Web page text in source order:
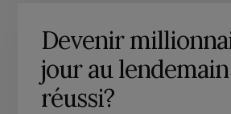
Devenir
jour au
réussi?